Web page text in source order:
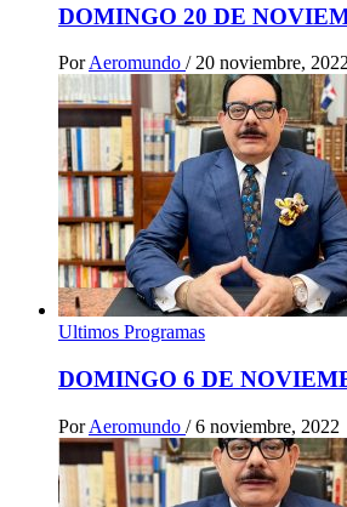
DOMINGO 20 DE
Por Aeromundo / 20 noviembre, 2022
Ultimos Programas
DOMINGO 6 DE
Por Aeromundo / 6 noviembre, 2022